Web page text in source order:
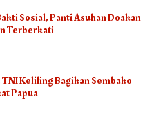
Sosial, Panti Asuhan Doakan
Terberkati
Keliling Bagikan Sembako
Papua